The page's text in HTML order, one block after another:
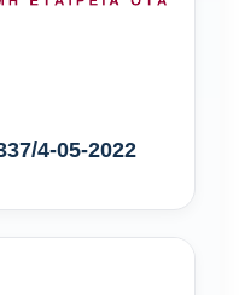
4-05-2022